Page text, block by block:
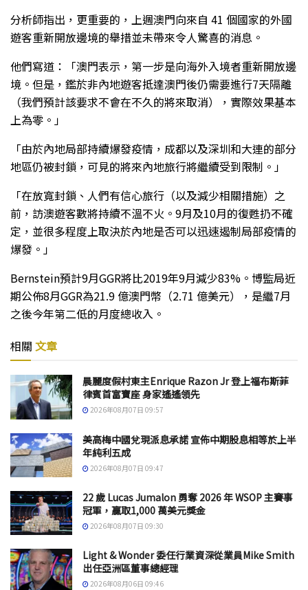
分析師指出，更重要的，上週澳門向來自 41 個國家的外國
遊客重新開放邊境的舉措並未帶來令人驚喜的消息。
他們寫道：「澳門表示，第一步是向海外入境者重新開放邊
境。但是，鑑於非內地遊客抵達澳門後仍需要進行7天隔離
（我們預計該要求不會在不久的將來取消），實際效果基本
上為零。」
「由於內地局部持續爆發疫情，成都以及深圳和大連的部分
地區仍被封鎖，可見的將來內地旅行將繼續受到限制。」
「在放寬封鎖、人們有信心旅行（以及減少相關措施）之
前，訪澳遊客數將持續不溫不火。9月及10月的復甦扔不確
定，並很多程度上取決於內地是否可以迅速遏制局部疫情的
爆發。」
Bernstein預計9月GGR將比2019年9月減少83%。博監局近
期公佈8月GGR為21.9 億澳門幣（2.71 億美元），是繼7月
之後今年第二低的月度總收入。
相關 文章
晨麗度假村東主Enrique Razon Jr 登上福布斯菲
律賓首富寶座 身家遙遙領先
2026年08月07日 09:57
美高梅中國兌現派息承諾 宣佈中期股息相等於上半
年純利五成
2026年08月07日 09:47
22 歲 Lucas Jumalon 勇奪 2026 年 WSOP 主賽事
冠軍，贏取1,000 萬美元獎金
2026年08月07日 09:30
Light & Wonder 委任行業資深從業員Mike Smith
出任亞洲區董事總經理
2026年08月06日 09:46